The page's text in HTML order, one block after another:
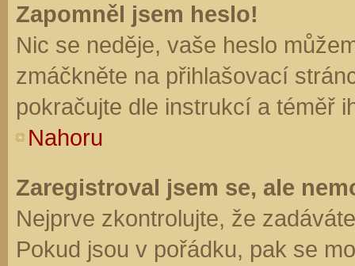
Zapomněl jsem heslo!
Nic se neděje, vaše heslo
zmáčkněte na přihlašovací
pokračujte dle instrukcí a téměř
Nahoru
Zaregistroval jsem se, ale
Nejprve zkontrolujte, že
Pokud jsou v pořádku, pak se